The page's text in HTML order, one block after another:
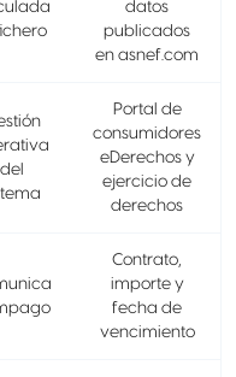
datos
publicados
en asnef.com
del
Portal de
consumidores
eDerechos y
ejercicio de
derechos
Contrato,
importe y
fecha de
vencimiento